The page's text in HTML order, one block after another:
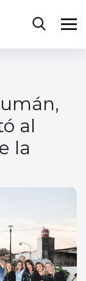
al
la